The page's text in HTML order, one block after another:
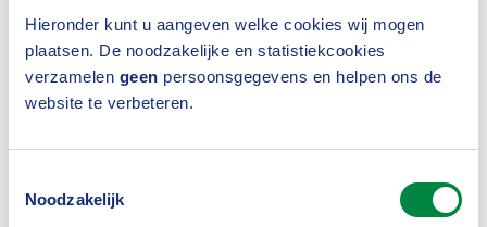
Hieronder kunt u aangeven welke cookies wij mogen
plaatsen. De noodzakelijke en statistiekcookies
verzamelen geen persoonsgegevens en helpen ons de
website te verbeteren.
Noodzakelijk
Gezamenlijk besluit
Mede door de ontwikkelingen op technologisch
gebied en wetgeving, zoals de Wet politiegegevens,
hebben de partijen besloten het convenant op te
zeggen en de samenwerking in de huidige vorm te
beëindigen. Wel blijven de partijen samenwerken in